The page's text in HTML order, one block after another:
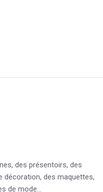
des présentoirs, des
décoration, des maquettes,
de mode…